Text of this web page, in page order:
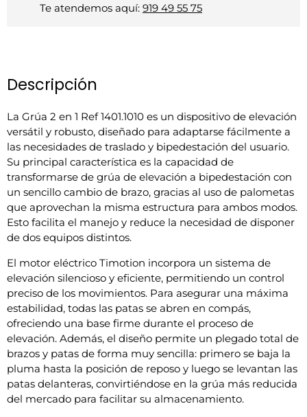
Te atendemos aquí: 919 49 55 75
Descripción
La Grúa 2 en 1 Ref 1401.1010 es un dispositivo de elevación
versátil y robusto, diseñado para adaptarse fácilmente a
las necesidades de traslado y bipedestación del usuario.
Su principal característica es la capacidad de
transformarse de grúa de elevación a bipedestación con
un sencillo cambio de brazo, gracias al uso de palometas
que aprovechan la misma estructura para ambos modos.
Esto facilita el manejo y reduce la necesidad de disponer
de dos equipos distintos.
El motor eléctrico Timotion incorpora un sistema de
elevación silencioso y eficiente, permitiendo un control
preciso de los movimientos. Para asegurar una máxima
estabilidad, todas las patas se abren en compás,
ofreciendo una base firme durante el proceso de
elevación. Además, el diseño permite un plegado total de
brazos y patas de forma muy sencilla: primero se baja la
pluma hasta la posición de reposo y luego se levantan las
patas delanteras, convirtiéndose en la grúa más reducida
del mercado para facilitar su almacenamiento.